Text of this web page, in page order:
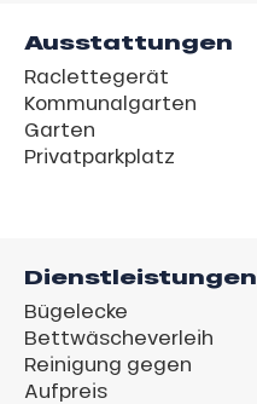
Ausstattungen
Raclettegerät
Kommunalgarten
Garten
Privatparkplatz
Dienstleistungen
Bügelecke
Bettwäscheverleih
Reinigung gegen
Aufpreis